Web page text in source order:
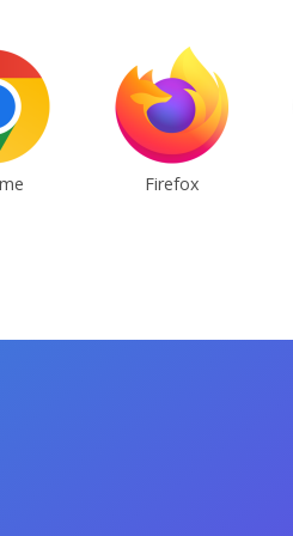
Firefox